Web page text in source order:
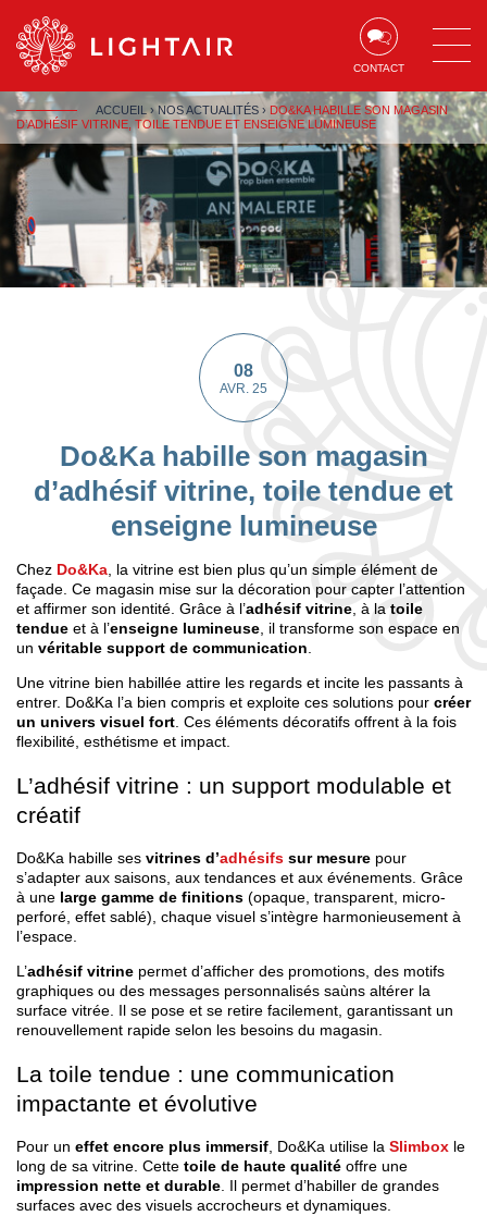
Aller au contenu Aller à la recherche
CONTACT
ACCUEIL›NOS ACTUALITÉS › DO&KA HABILLE SON MAGASIN
D’ADHÉSIF VITRINE, TOILE TENDUE ET ENSEIGNE LUMINEUSE
Do&Ka habille son magasin
d’adhésif vitrine, toile tendue et
enseigne lumineuse
08
AVR. 25
Chez Do&Ka, la vitrine est bien plus qu’un simple élément de
façade. Ce magasin mise sur la décoration pour capter l’attention
et affirmer son identité. Grâce à l’adhésif vitrine, à la toile
tendue et à l’enseigne lumineuse, il transforme son espace en
un véritable support de communication.
Une vitrine bien habillée attire les regards et incite les passants à
entrer. Do&Ka l’a bien compris et exploite ces solutions pour créer
un univers visuel fort. Ces éléments décoratifs offrent à la fois
flexibilité, esthétisme et impact.
L’adhésif vitrine : un support modulable et
créatif
Do&Ka habille ses vitrines d’adhésifs sur mesure pour
s’adapter aux saisons, aux tendances et aux événements. Grâce
à une large gamme de finitions (opaque, transparent, micro-
perforé, effet sablé), chaque visuel s’intègre harmonieusement à
l’espace.
L’adhésif vitrine permet d’afficher des promotions, des motifs
graphiques ou des messages personnalisés saùns altérer la
surface vitrée. Il se pose et se retire facilement, garantissant un
renouvellement rapide selon les besoins du magasin.
La toile tendue : une communication
impactante et évolutive
Pour un effet encore plus immersif , Do&Ka utilise la Slimbox le
long de sa vitrine. Cette toile de haute qualité offre une
impression nette et durable . Il permet d’habiller de grandes
surfaces avec des visuels accrocheurs et dynamiques.